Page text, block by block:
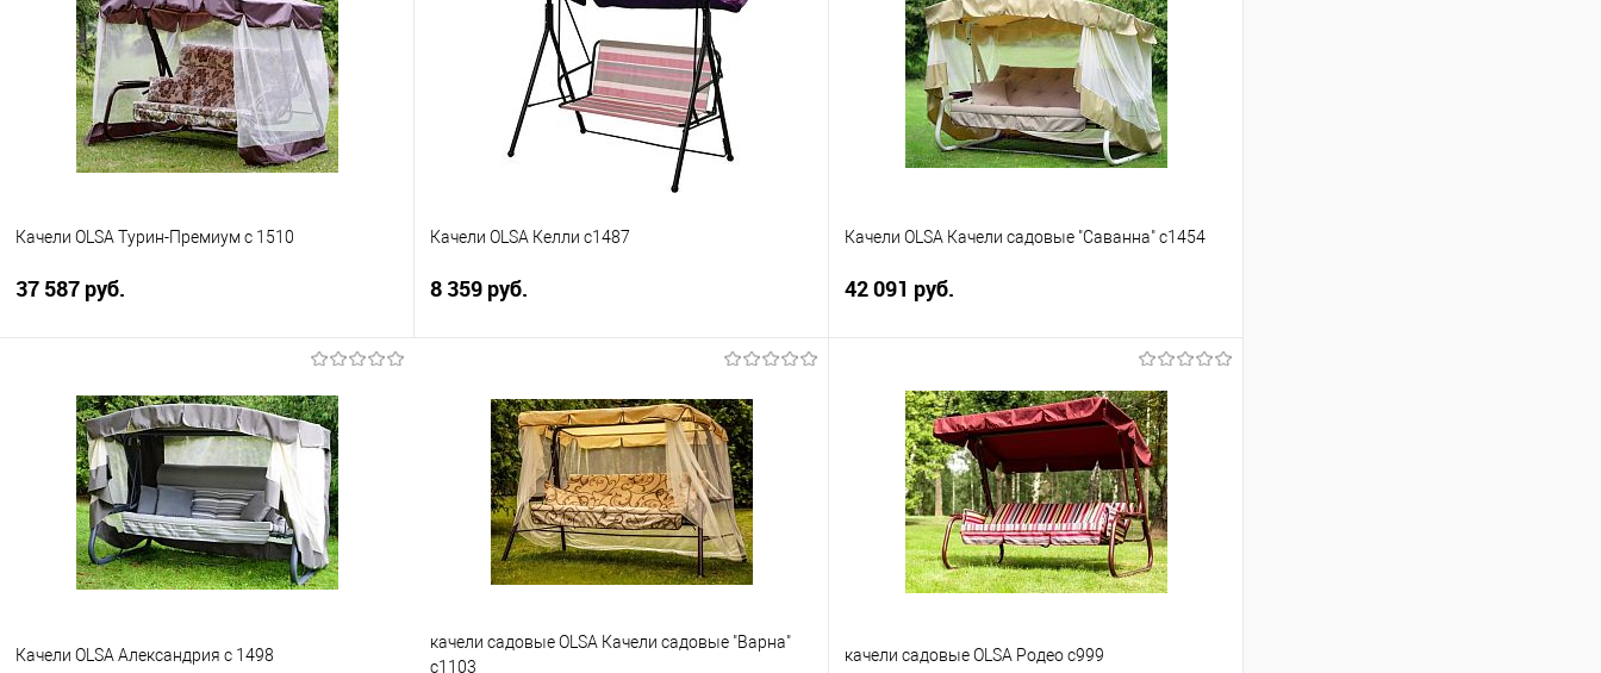
Качели OLSA Турин-Премиум с 1510
37 587 руб.
Купить в 1 клик
Сравнение
В избранное
Качели OLSA Келли с1487
8 359 руб.
Купить в 1 клик
Сравнение
В избранное
Качели OLSA Качели садовые "Саванна" c1454
42 091 руб.
В корзину
Купить в 1 клик
Сравнение
В избранное
Качели OLSA Александрия c 1498
качели садовые OLSA Качели садовые "Варна"
с1103
качели садовые OLSA Родео с999